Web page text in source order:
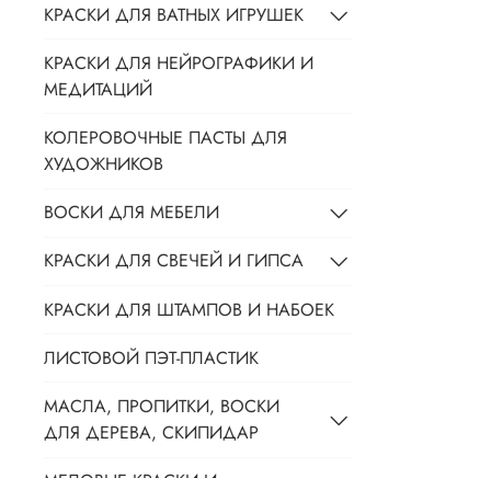
КРАСКИ ДЛЯ ВАТНЫХ ИГРУШЕК
КРАСКИ ДЛЯ НЕЙРОГРАФИКИ И
МЕДИТАЦИЙ
КОЛЕРОВОЧНЫЕ ПАСТЫ ДЛЯ
ХУДОЖНИКОВ
ВОСКИ ДЛЯ МЕБЕЛИ
КРАСКИ ДЛЯ СВЕЧЕЙ И ГИПСА
КРАСКИ ДЛЯ ШТАМПОВ И НАБОЕК
ЛИСТОВОЙ ПЭТ-ПЛАСТИК
МАСЛА, ПРОПИТКИ, ВОСКИ
ДЛЯ ДЕРЕВА, СКИПИДАР